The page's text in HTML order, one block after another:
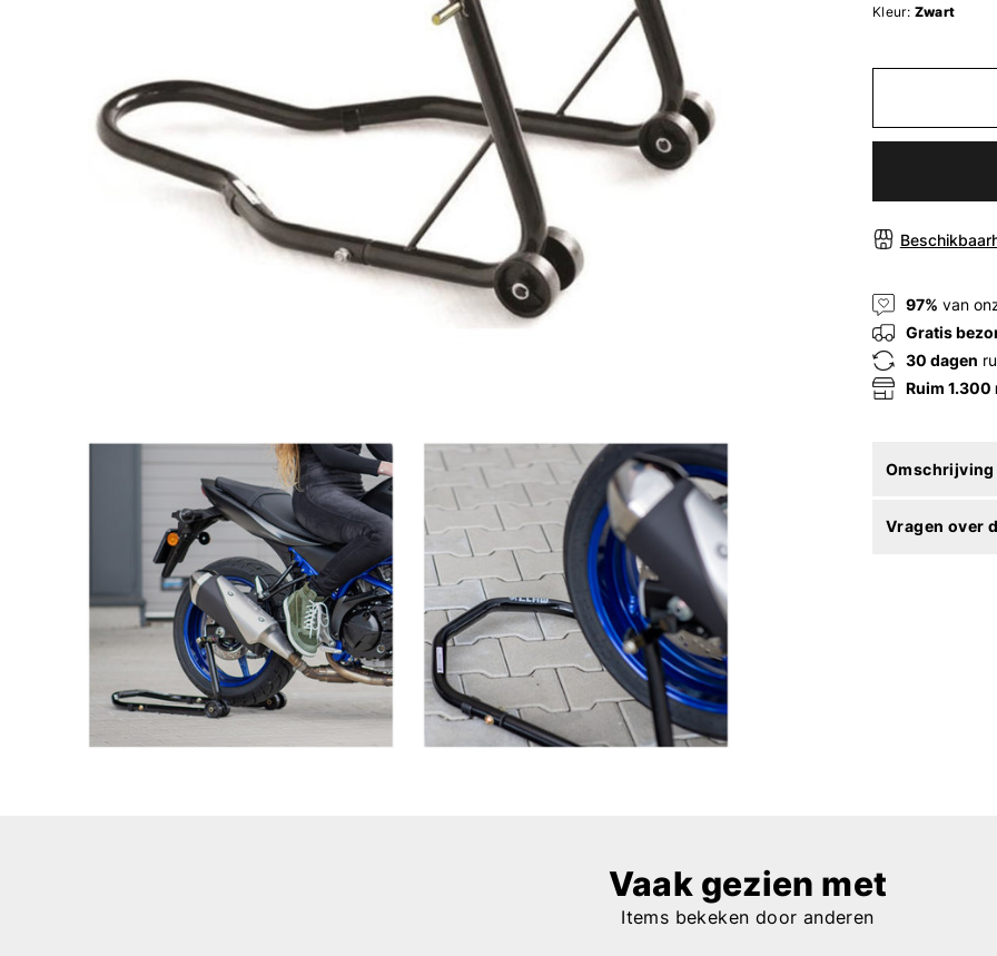
Kleur: Zwart
97% van
Gratis
30 dagen
Ruim 1.300
Omschrijving
Vragen over
Vaak gezien met
Items bekeken door anderen